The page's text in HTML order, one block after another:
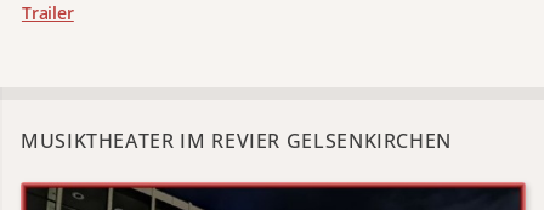
Trailer
MUSIKTHEATER IM REVIER GELSENKIRCHEN